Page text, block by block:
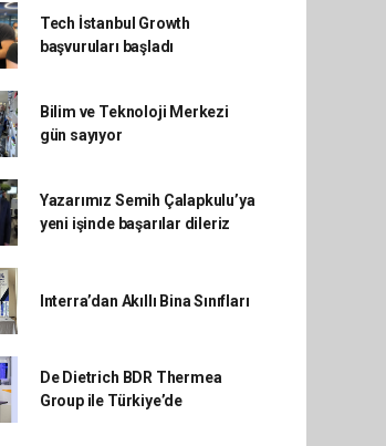
Tech İstanbul Growth
başvuruları başladı
Bilim ve Teknoloji Merkezi
gün sayıyor
Yazarımız Semih Çalapkulu’ya
yeni işinde başarılar dileriz
Interra’dan Akıllı Bina Sınıfları
De Dietrich BDR Thermea
Group ile Türkiye’de